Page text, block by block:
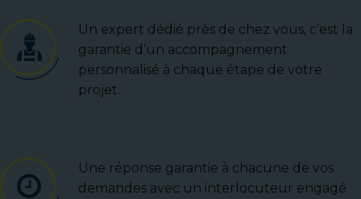
Un expert dédié près de chez vous, c’est la
garantie d’un accompagnement
personnalisé à chaque étape de votre
projet.
Une réponse garantie à chacune de vos
demandes avec un interlocuteur engagé